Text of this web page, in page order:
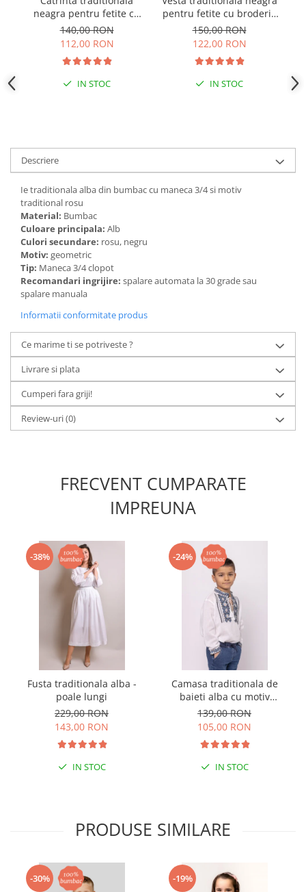
neagra pentru fetite cu
broderie florala rosie
Sonia 01
140,00 RON
112,00 RON
IN STOC
pentru fetite cu broderie
florala rosie Sonia 01
150,00 RON
122,00 RON
IN STOC
Descriere
Ie traditionala alba din bumbac cu maneca 3/4 si motiv
traditional rosu
Material: Bumbac
Culoare principala: Alb
Culori secundare: rosu, negru
Motiv: geometric
Tip: Maneca 3/4 clopot
Recomandari ingrijire: spalare automata la 30 grade sau
spalare manuala
Informatii conformitate produs
Ce marime ti se potriveste ?
Livrare si plata
Cumperi fara griji!
Review-uri(0)
FRECVENT CUMPARATE
IMPREUNA
-38%
Fusta traditionala alba -
poale lungi
229,00 RON
143,00 RON
IN STOC
-24%
Camasa traditionala de
baieti alba cu motiv
geometric albastru Luca 01
139,00 RON
105,00 RON
IN STOC
PRODUSE SIMILARE
-30% -19%